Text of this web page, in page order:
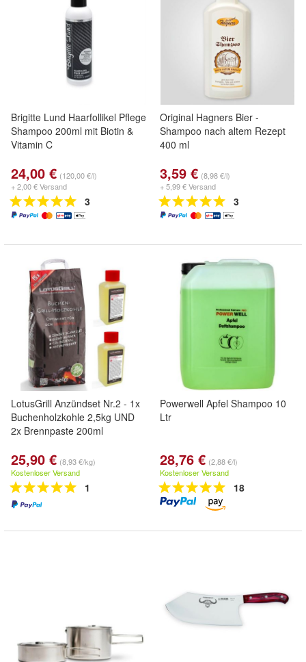
Brigitte Lund Haarfollikel Pflege
Shampoo 200ml mit Biotin &
Vitamin C
24,00 € (120,00 €/l)
+ 2,00 € Versand
3
Original Hagners Bier -
Shampoo nach altem Rezept
400 ml
3,59 € (8,98 €/l)
+ 5,99 € Versand
3
LotusGrill Anzündset Nr.2 - 1x
Buchenholzkohle 2,5kg UND
2x Brennpaste 200ml
25,90 € (8,93 €/kg)
Kostenloser Versand
1
Powerwell Apfel Shampoo 10
Ltr
28,76 € (2,88 €/l)
Kostenloser Versand
18